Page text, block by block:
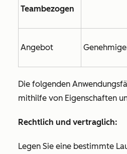
Teambezogen
Angebot
Die folgenden
mithilfe von Eigenschaften
Rechtlich und vertraglich:
Legen Sie eine bestimmte